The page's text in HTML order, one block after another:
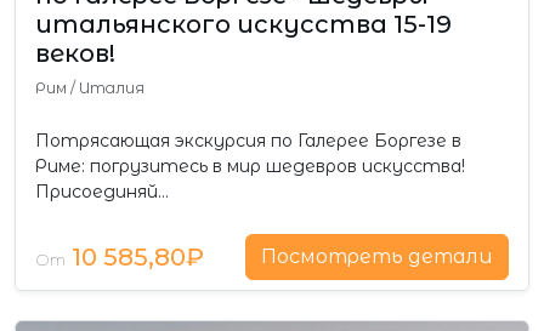
итальянского искусства 15-19
веков!
Рим / Италия
Потрясающая экскурсия по Галерее Боргезе в
Риме: погрузитесь в мир шедевров искусства!
Присоединяй…
От 10 585,80₽ Посмотреть детали